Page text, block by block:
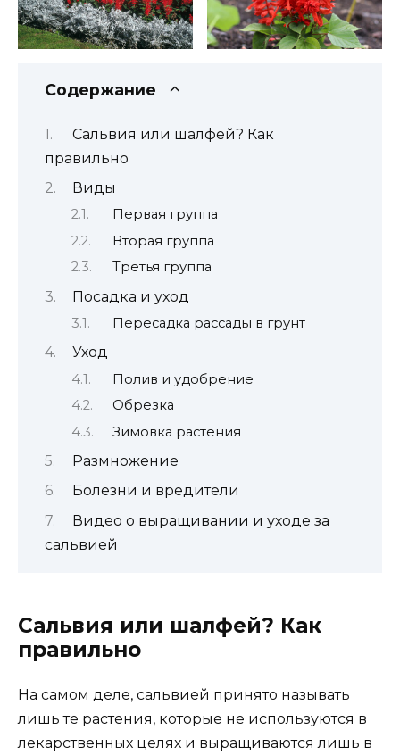
Содержание
Сальвия или шалфей? Как
правильно
Виды
Первая группа
Вторая группа
Третья группа
Посадка и уход
Пересадка рассады в грунт
Уход
Полив и удобрение
Обрезка
Зимовка растения
Размножение
Болезни и вредители
Видео о выращивании и уходе за
сальвией
Сальвия или шалфей? Как
правильно
На самом деле, сальвией принято называть
лишь те растения, которые не используются в
лекарственных целях и выращиваются лишь в